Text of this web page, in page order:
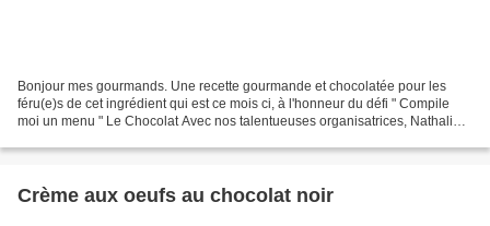
Bonjour mes gourmands. Une recette gourmande et chocolatée pour les
féru(e)s de cet ingrédient qui est ce mois ci, à l'honneur du défi " Compile
moi un menu " Le Chocolat Avec nos talentueuses organisatrices, Nathalie
Crème aux oeufs au chocolat noir